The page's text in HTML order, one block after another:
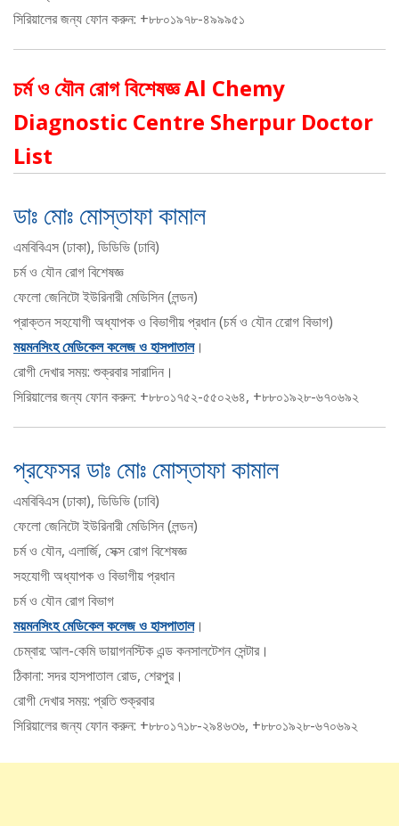
সিরিয়ালের জন্য ফোন করুন: +৮৮০১৯৭৮-৪৯৯৯৫১
চর্ম ও যৌন রোগ বিশেষজ্ঞ Al Chemy
Diagnostic Centre Sherpur Doctor
List
ডাঃ মোঃ মোস্তাফা কামাল
এমবিবিএস (ঢাকা), ডিডিভি (ঢাবি)
চর্ম ও যৌন রোগ বিশেষজ্ঞ
ফেলো জেনিটো ইউরিনারী মেডিসিন (লন্ডন)
প্রাক্তন সহযোগী অধ্যাপক ও বিভাগীয় প্রধান (চর্ম ও যৌন রোেগ বিভাগ)
ময়মনসিংহ মেডিকেল কলেজ ও হাসপাতাল।
রোগী দেখার সময়: শুক্রবার সারাদিন।
সিরিয়ালের জন্য ফোন করুন: +৮৮০১৭৫২-৫৫০২৬৪, +৮৮০১৯২৮-৬৭০৬৯২
প্রফেসর ডাঃ মোঃ মোস্তাফা কামাল
এমবিবিএস (ঢাকা), ডিডিভি (ঢাবি)
ফেলো জেনিটো ইউরিনারী মেডিসিন (লন্ডন)
চর্ম ও যৌন, এলার্জি, সেক্স রোগ বিশেষজ্ঞ
সহযোগী অধ্যাপক ও বিভাগীয় প্রধান
চর্ম ও যৌন রোগ বিভাগ
ময়মনসিংহ মেডিকেল কলেজ ও হাসপাতাল।
চেম্বার: আল-কেমি ডায়াগনস্টিক এন্ড কনসালটেশন সেন্টার।
ঠিকানা: সদর হাসপাতাল রোড, শেরপুর।
রোগী দেখার সময়: প্রতি শুক্রবার
সিরিয়ালের জন্য ফোন করুন: +৮৮০১৭১৮-২৯৪৬৩৬, +৮৮০১৯২৮-৬৭০৬৯২